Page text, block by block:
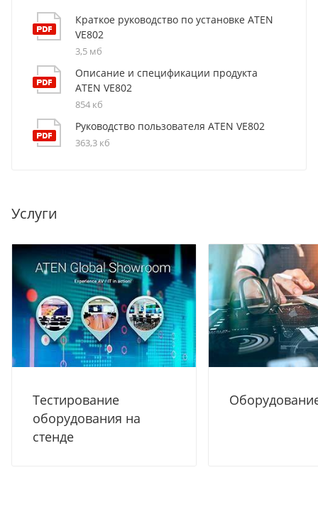
Краткое руководство по установке ATEN
VE802
3,5 мб
Описание и спецификации продукта
ATEN VE802
854 кб
Руководство пользователя ATEN VE802
363,3 кб
Услуги
Тестирование
оборудования на
стенде